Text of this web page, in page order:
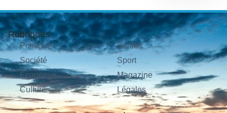
Rubriques
Politique
Société
Économie
Culture
Sorties
Sport
Magazine
Légales